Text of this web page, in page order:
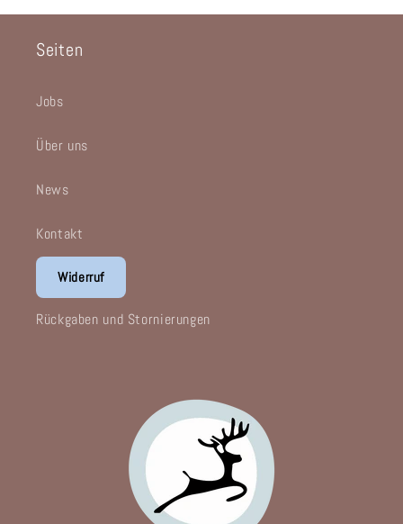
Seiten
Jobs
Über uns
News
Kontakt
Widerruf
Rückgaben und Stornierungen